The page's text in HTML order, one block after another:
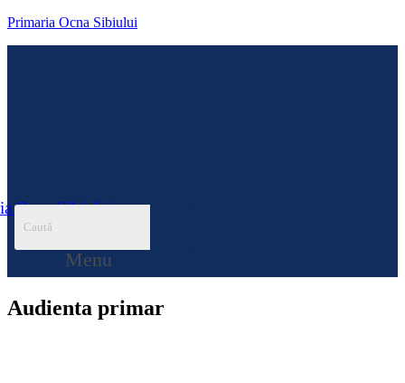
Primaria Ocna Sibiului
Ocna Sibiului
Menu
Audienta primar